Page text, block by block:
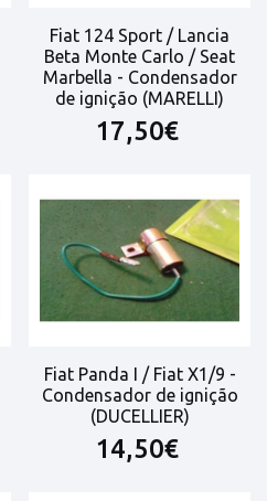
Fiat 124 Sport / Lancia
Beta Monte Carlo / Seat
Marbella - Condensador
de ignição (MARELLI)
17,50€
Fiat Panda I / Fiat X1/9 -
Condensador de ignição
(DUCELLIER)
14,50€